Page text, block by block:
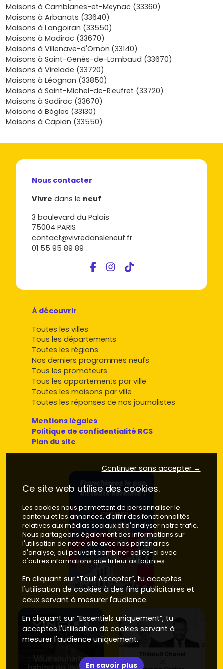
travaux à prévoir, pensée pour t’offrir de l’espace, de la
lumière et des prestations actuelles (rangements,
domotique, salles d’eau bien équipées), dans une
commune à l’esprit convivial où tout reste accessible. En
résumé, tu investis dans un lieu de vie équilibré, à taille
humaine, qui réunit confort, efficacité énergétique, cadre
naturel et connexions pratiques vers Bordeaux.
trouver la maison neuve à Ayguemorte-les-Graves
qui te ressemble ? Découvre dès maintenant les
programmes disponibles sur Vivre dans le neuf,
compare les plans et les prix, puis contacte nos
partenaires pour affiner ton financement et
concrétiser ton projet en toute confiance.
Maisons à Camblanes-et-Meynac (33360)
Maisons à Arbanats (33640)
Maisons à Langoiran (33550)
Maisons à Madirac (33670)
Maisons à Villenave-d'Ornon (33140)
Maisons à Saint-Genès-de-Lombaud (33670)
Maisons à Virelade (33720)
Maisons à Léognan (33850)
Maisons à Saint-Michel-de-Rieufret (33720)
Maisons à Sadirac (33670)
Maisons à Bègles (33130)
Maisons à Capian (33550)
Nous contacter
Vivre dans le neuf
3 boulevard du Palais
75004 PARIS
contact@vivredansleneuf.fr
01 55 95 89 89
À découvrir
Toutes les villes
Tous les départements
Toutes les régions
Nos derniers programmes neufs
Tous les promoteurs
Tous les appartements par ville
Toutes les maisons par ville
Toutes les réponses de nos journalistes
Mentions légales
Politique de confidentialité RCS
Plan du site
Continuer sans accepter →
Ce site web utilise des cookies.
Les cookies nous permettent de personnaliser le
contenu et les annonces, d'offrir des fonctionnalités
relatives aux médias sociaux et d'analyser notre trafic.
Nous partageons également des informations sur
l'utilisation de notre site avec nos partenaires
d'analyse, qui peuvent combiner celles-ci avec
d'autres informations que tu leur as fournies.
En cliquant sur “Tout Accepter”, tu acceptes
l'utilisation de cookies à des fins publicitaires et
ceux servant à mesurer l'audience.
En cliquant sur “Essentiels uniquement”, tu
acceptes l'utilisation de cookies servant à
mesurer l'audience uniquement.
En savoir plus